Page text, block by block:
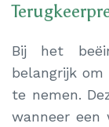
Bij het
belangrijk om
te nemen.
wanneer een